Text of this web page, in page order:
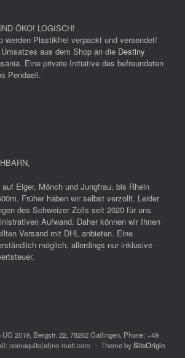
ÖKO! LOGISCH!
werden Plastikfrei verpackt und versendet!
aus dem Shop an die Destiny
Eine private Initiative des befreundeten
Pendaeli.
,
Eiger, Mönch und Jungfrau, bis Rhein
Früher haben wir selbst verzollt. Leider
des Schweizer Zolls seit 2020 für uns
Aufwand. Daher können wir Ihnen
Versand mit DHL anbieten. Eine
möglich, allerdings nur inklusive
2019, Bergstr. 22, 78262 Gailingen, Phone: +49
nomaquito(at)no-matt.com
Theme bySiteOrigin